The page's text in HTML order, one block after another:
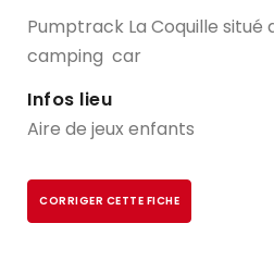
Pumptrack La Coquille situé
camping car
Infos lieu
Aire de jeux enfants
CORRIGER CETTE FICHE